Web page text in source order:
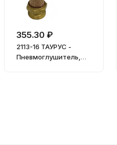
355.30 ₽
2113-16 ТАУРУС -
Пневмоглушитель,